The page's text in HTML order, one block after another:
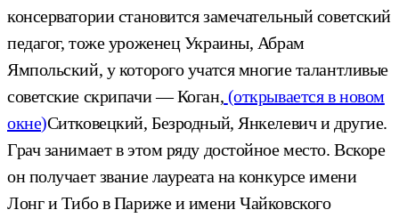
консерватории становится замечательный советский
педагог, тоже уроженец Украины, Абрам
Ямпольский, у которого учатся многие талантливые
советские скрипачи — Коган, (открывается в новом
окне)Ситковецкий, Безродный, Янкелевич и другие.
Грач занимает в этом ряду достойное место. Вскоре
он получает звание лауреата на конкурсе имени
Лонг и Тибо в Париже и имени Чайковского